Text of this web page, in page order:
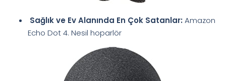
Sağlık ve Ev Alanında En Çok Satanlar: Amazon
Echo Dot 4. Nesil hoparlör